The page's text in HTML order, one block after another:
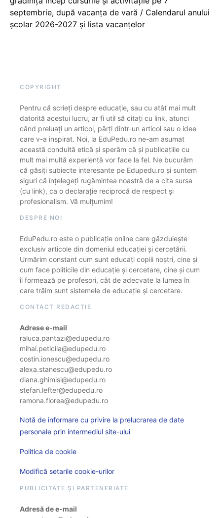
septembrie, după vacanța de vară / Calendarul anului
școlar 2026-2027 și lista vacanțelor
COPYRIGHT
Pentru că scrieți despre educație, sau cu atât mai mult
datorită acestui lucru, ar fi util să citați cu link, atunci
când preluați un articol, părți dintr-un articol sau o idee
care v-a inspirat. Noi, la EduPedu.ro ne-am asumat
această conduită etică și sperăm că și publicațiile cu
mult mai multă experiență vor face la fel. Ne bucurăm
că găsiți subiecte interesante pe Edupedu.ro și suntem
siguri că înțelegeți rugămintea noastră de a cita sursa
(cu link), ca o declarație reciprocă de respect și
profesionalism. Vă mulțumim!
DESPRE NOI
EduPedu.ro este o publicație online care găzduiește
exclusiv articole din domeniul educației și cercetării.
Urmărim constant cum sunt educați copiii noștri, cine și
cum face politicile din educație și cercetare, cine și cum
îi formează pe profesori, cât de adecvate la lumea în
care trăim sunt sistemele de educație și cercetare.
CONTACT REDACȚIE
Adrese e-mail
raluca.pantazi@edupedu.ro
mihai.peticila@edupedu.ro
costin.ionescu@edupedu.ro
alexa.stanescu@edupedu.ro
diana.ghimisi@edupedu.ro
stefan.lefter@edupedu.ro
ramona.florea@edupedu.ro
Notă de informare cu privire la prelucrarea de date
personale prin intermediul site-ului
Politica de cookie
Modifică setarile cookie-urilor
PUBLICITATE ȘI PARTENERIATE
Adresă de e-mail